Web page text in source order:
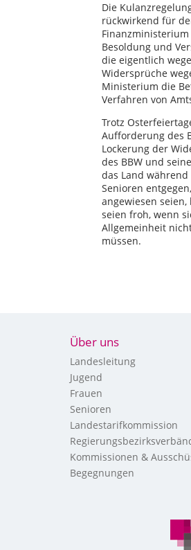
Die
rückwirkend für
Besoldung und
die eigentlich
Widersprüche
Ministerium die
Verfahren von
Trotz
Aufforderung des
Lockerung der
des BBW und
das Land
Senioren
angewiesen
seien froh, wenn
Allgemeinheit
müssen.
Über uns
Landesleitung
Jugend
Frauen
Senioren
Landestarifkommission
Kommissionen &
Begegnungen